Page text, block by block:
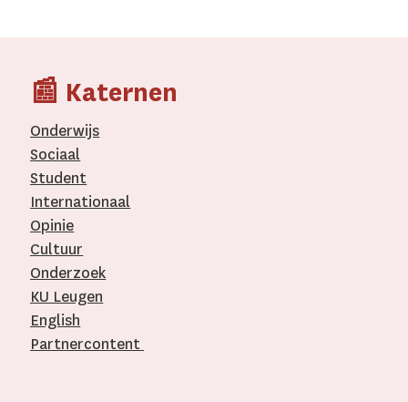
📰 Katernen
Onderwijs
Sociaal
Student
Internationaal­
Opinie
Cultuur
Onderzoek
KU Leugen
English
Partnercontent